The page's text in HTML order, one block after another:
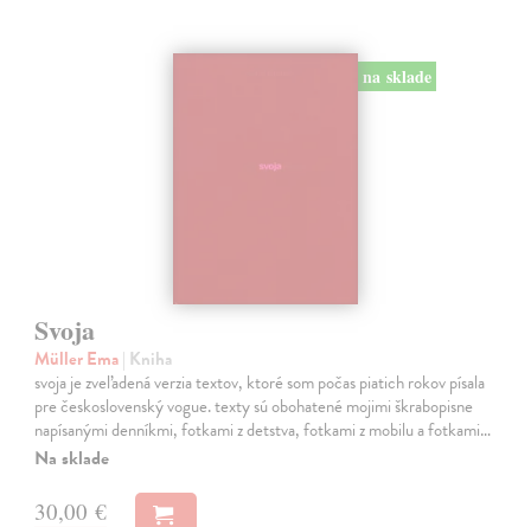
na sklade
Svoja
Müller Ema| Kniha
svoja je zveľadená verzia textov, ktoré som počas piatich rokov písala
pre československý vogue. texty sú obohatené mojimi škrabopisne
napísanými denníkmi, fotkami z detstva, fotkami z mobilu a fotkami…
Na sklade
30,00 €